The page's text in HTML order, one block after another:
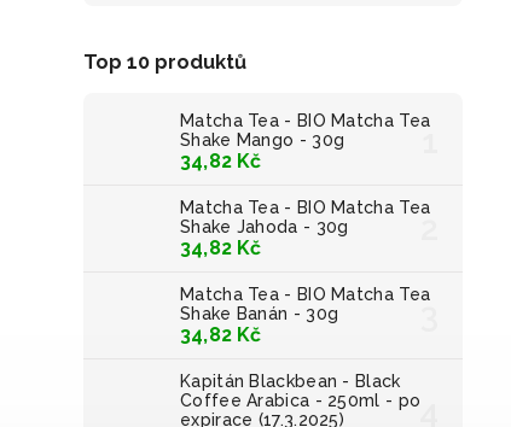
Top 10 produktů
Matcha Tea - BIO Matcha Tea
Shake Mango - 30g
34,82 Kč
Matcha Tea - BIO Matcha Tea
Shake Jahoda - 30g
34,82 Kč
Matcha Tea - BIO Matcha Tea
Shake Banán - 30g
34,82 Kč
Kapitán Blackbean - Black
Coffee Arabica - 250ml - po
expirace (17.3.2025)